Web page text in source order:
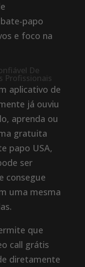
papo
e foco na
De
Profissionais
aplicativo de
já ouviu
aprenda ou
gratuita
papo USA,
ser
consegue
uma mesma
que
call grátis
diretamente